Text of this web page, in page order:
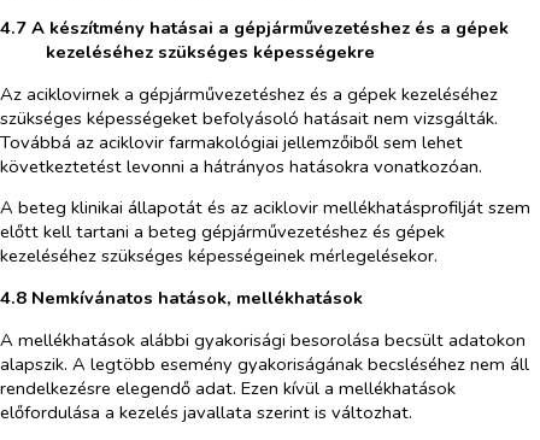
4.7 A készítmény hatásai a gépjárművezetéshez és a gépek
kezeléséhez szükséges képességekre
Az aciklovirnek a gépjárművezetéshez és a gépek kezeléséhez
szükséges képességeket befolyásoló hatásait nem vizsgálták.
Továbbá az aciklovir farmakológiai jellemzőiből sem lehet
következtetést levonni a hátrányos hatásokra vonatkozóan.
A beteg klinikai állapotát és az aciklovir mellékhatásprofilját szem
előtt kell tartani a beteg gépjárművezetéshez és gépek
kezeléséhez szükséges képességeinek mérlegelésekor.
4.8 Nemkívánatos hatások, mellékhatások
A mellékhatások alábbi gyakorisági besorolása becsült adatokon
alapszik. A legtöbb esemény gyakoriságának becsléséhez nem áll
rendelkezésre elegendő adat. Ezen kívül a mellékhatások
előfordulása a kezelés javallata szerint is változhat.